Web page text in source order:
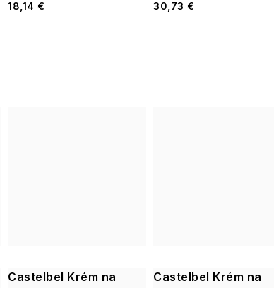
18,14 € 30,73 €
Castelbel Krém na
Castelbel Krém na